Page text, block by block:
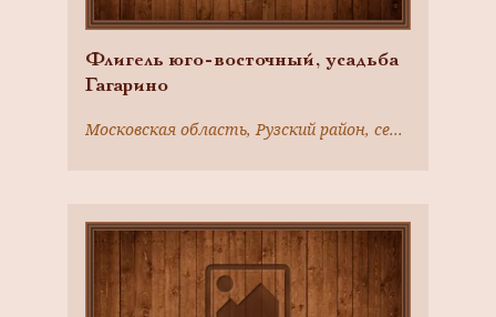
Флигель юго-восточный, усадьба
Гагарино
Московская область, Рузский район, село Никольское